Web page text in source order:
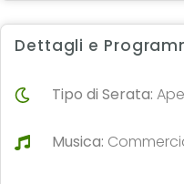
Dettagli e
Tipo di Serata:
Musica: